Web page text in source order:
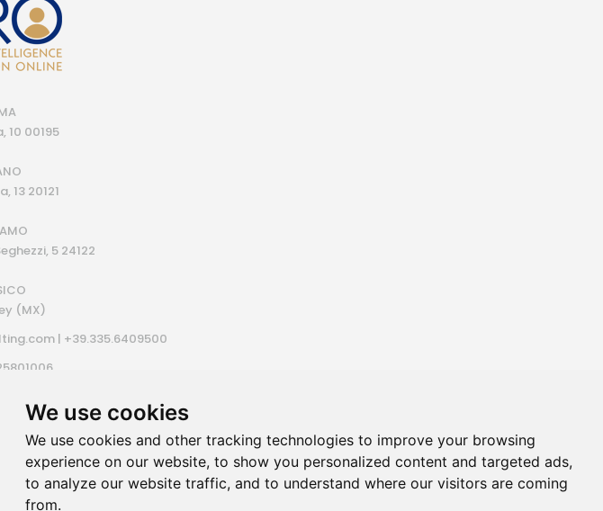
We use cookies
We use cookies and other tracking technologies to improve your browsing
experience on our website, to show you personalized content and targeted ads,
to analyze our website traffic, and to understand where our visitors are coming
from.
10 00195
13 20121
5 24122
(MX)
| +39.335.6409500